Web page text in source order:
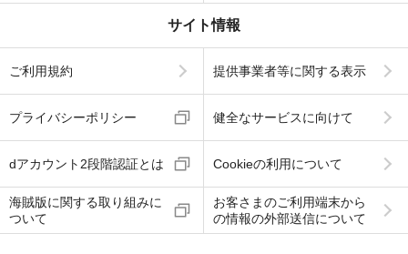
サイト情報
ご利用規約 提供事業者等に関する表示
プライバシーポリシー 健全なサービスに向けて
dアカウント2段階認証とは Cookieの利用について
海賊版に関する取り組みに
ついて
お客さまのご利用端末から
の情報の外部送信について